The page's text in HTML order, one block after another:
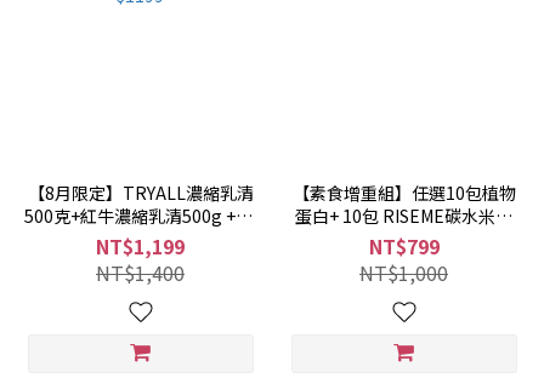
【8月限定】TRYALL濃縮乳清
500克+紅牛濃縮乳清500g +NS
搖搖杯 或雙層粉盒 原價 $1400
特價$1199
NT$1,199
NT$1,400
【素食增重組】任選10包植物
蛋白+ 10包 RISEME碳水米糊
+搖搖杯 $799
NT$799
NT$1,000